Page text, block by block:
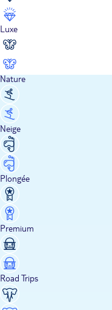
Luxe
Nature
Neige
Plongée
Premium
Road Trips